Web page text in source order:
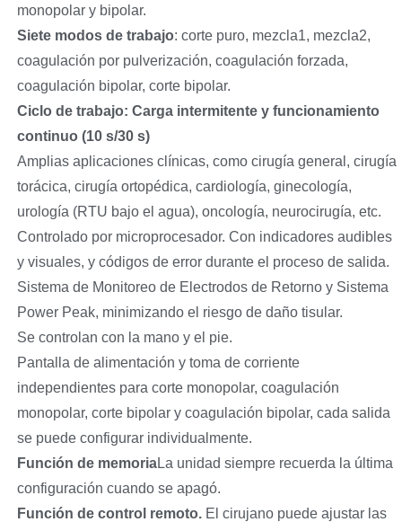
monopolar y bipolar.
Siete modos de trabajo: corte puro, mezcla1, mezcla2,
coagulación por pulverización, coagulación forzada,
coagulación bipolar, corte bipolar.
Ciclo de trabajo: Carga intermitente y funcionamiento
continuo (10 s/30 s)
Amplias aplicaciones clínicas, como cirugía general, cirugía
torácica, cirugía ortopédica, cardiología, ginecología,
urología (RTU bajo el agua), oncología, neurocirugía, etc.
Controlado por microprocesador. Con indicadores audibles
y visuales, y códigos de error durante el proceso de salida.
Sistema de Monitoreo de Electrodos de Retorno y Sistema
Power Peak, minimizando el riesgo de daño tisular.
Se controlan con la mano y el pie.
Pantalla de alimentación y toma de corriente
independientes para corte monopolar, coagulación
monopolar, corte bipolar y coagulación bipolar, cada salida
se puede configurar individualmente.
Función de memoriaLa unidad siempre recuerda la última
configuración cuando se apagó.
Función de control remoto.El cirujano puede ajustar las